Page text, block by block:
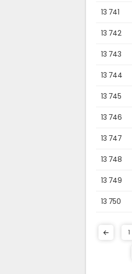
13 741
13 742
13 743
13 744
13 745
13 746
13 747
13 748
13 749
13 750
1